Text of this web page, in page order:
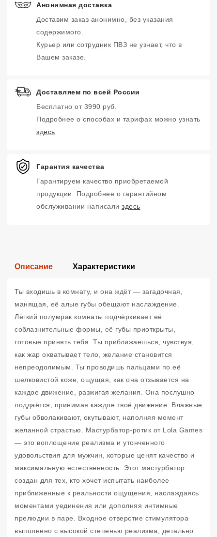
Анонимная доставка
Доставим заказ анонимно, без указания
содержимого.
Курьер или сотрудник ПВЗ не узнает, что в
Вашем заказе.
Доставляем по всей России
Бесплатно от 3990 руб.
Подробнее о способах и тарифах можно узнать
здесь
Гарантия качества
Гарантируем качество приобретаемой
продукции. Подробнее о гарантийном
обслуживании написали здесь
Описание Характеристики
Ты входишь в комнату, и она ждёт — загадочная,
манящая, её алые губы обещают наслаждение.
Лёгкий полумрак комнаты подчёркивает её
соблазнительные формы, её губы приоткрыты,
готовые принять тебя. Ты приближаешься, чувствуя,
как жар охватывает тело, желание становится
непреодолимым. Ты проводишь пальцами по её
шелковистой коже, ощущая, как она отзывается на
каждое движение, разжигая желания. Она послушно
поддаётся, принимая каждое твоё движение. Влажные
губы обволакивают, окутывают, наполняя момент
желанной страстью. Мастурбатор-ротик от Lola Games
— это воплощение реализма и утонченного
удовольствия для мужчин, которые ценят качество и
максимальную естественность. Этот мастурбатор
создан для тех, кто хочет испытать наиболее
приближенные к реальности ощущения, наслаждаясь
моментами уединения или дополняя интимные
прелюдии в паре. Входное отверстие стимулятора
выполнено с высокой степенью реализма, детально